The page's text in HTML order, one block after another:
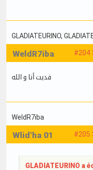
GLADIATEURINO,
#204
WeldR7iba
فديت أنا و الله
WeldR7iba
#205
Wlid'ha 01
GLADIATEURINO a